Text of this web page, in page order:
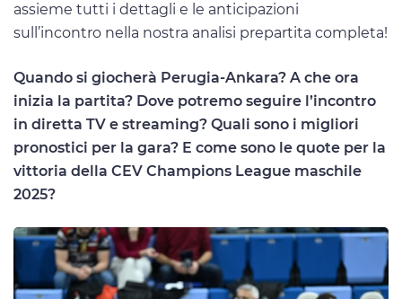
assieme tutti i dettagli e le anticipazioni
sull’incontro nella nostra analisi prepartita completa!
Quando si giocherà Perugia-Ankara? A che ora
inizia la partita? Dove potremo seguire l’incontro
in diretta TV e streaming? Quali sono i migliori
pronostici per la gara? E come sono le quote per la
vittoria della CEV Champions League maschile
2025?